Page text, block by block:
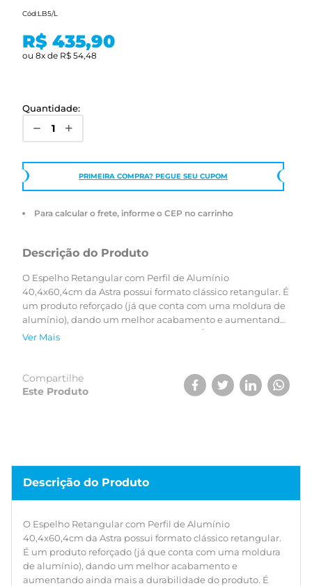
Cód:LB5/L
R$ 435,90
ou 8x de R$ 54,48
Quantidade:
PRIMEIRA COMPRA? PEGUE SEU CUPOM
Para calcular o frete, informe o CEP no carrinho
Descrição do Produto
O Espelho Retangular com Perfil de Alumínio
40,4x60,4cm da Astra possui formato clássico retangular. É
um produto reforçado (já que conta com uma moldura de
alumínio), dando um melhor acabamento e aumentando
ainda mais a durabilidade do produto. É ideal para
na melhor coposição do ambiente.
Ver Mais
Compartilhe
Este Produto
Descrição do Produto
O Espelho Retangular com Perfil de Alumínio
40,4x60,4cm da Astra possui formato clássico retangular.
É um produto reforçado (já que conta com uma moldura
de alumínio), dando um melhor acabamento e
aumentando ainda mais a durabilidade do produto. É